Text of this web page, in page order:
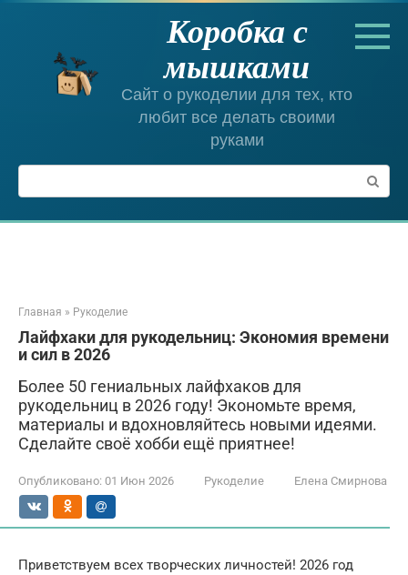
Перейти
Коробка с
мышками
Сайт о рукоделии для тех, кто
любит все делать своими
руками
Поиск:
Главная » Рукоделие
Лайфхаки для рукодельниц: Экономия времени
и сил в 2026
Более 50 гениальных лайфхаков для
рукодельниц в 2026 году! Экономьте время,
материалы и вдохновляйтесь новыми идеями.
Сделайте своё хобби ещё приятнее!
Опубликовано: 01 Июн 2026 Рукоделие Елена Смирнова
Приветствуем всех творческих личностей! 2026 год